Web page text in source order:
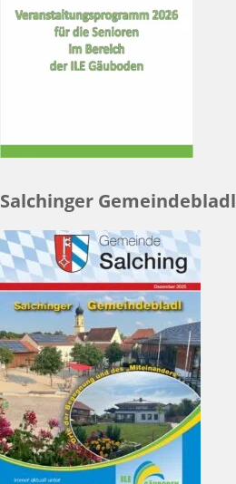
Salchinger Gemeindebladl